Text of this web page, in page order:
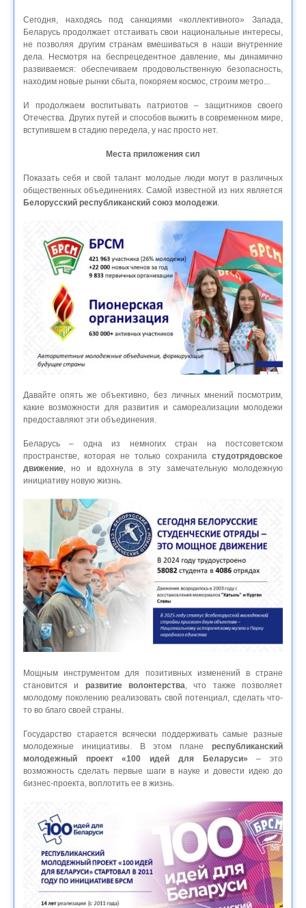
Сегодня, находясь под санкциями «коллективного» Запада,
Беларусь продолжает отстаивать свои национальные интересы,
не позволяя другим странам вмешиваться в наши внутренние
дела. Несмотря на беспрецедентное давление, мы динамично
развиваемся: обеспечиваем продовольственную безопасность,
находим новые рынки сбыта, покоряем космос, строим метро...
И продолжаем воспитывать патриотов – защитников своего
Отечества. Других путей и способов выжить в современном мире,
вступившем в стадию передела, у нас просто нет.
Места приложения сил
Показать себя и свой талант молодые люди могут в различных
общественных объединениях. Самой известной из них является
Белорусский республиканский союз молодежи
Давайте опять же объективно, без личных мнений посмотрим,
какие возможности для развития и самореализации молодежи
предоставляют эти объединения.
Беларусь – одна из немногих стран на постсоветском
пространстве, которая не только сохранила студотрядовское
движение , но и вдохнула в эту замечательную молодежную
инициативу новую жизнь.
Мощным инструментом для позитивных изменений в стране
становится и развитие волонтерства, что также позволяет
молодому поколению реализовать свой потенциал, сделать что-
то во благо своей страны.
Государство старается всячески поддерживать самые разные
молодежные инициативы. В этом плане республиканский
молодежный проект «100 идей для Беларуси» – это
возможность сделать первые шаги в науке и довести идею до
бизнес-проекта, воплотить ее в жизнь.